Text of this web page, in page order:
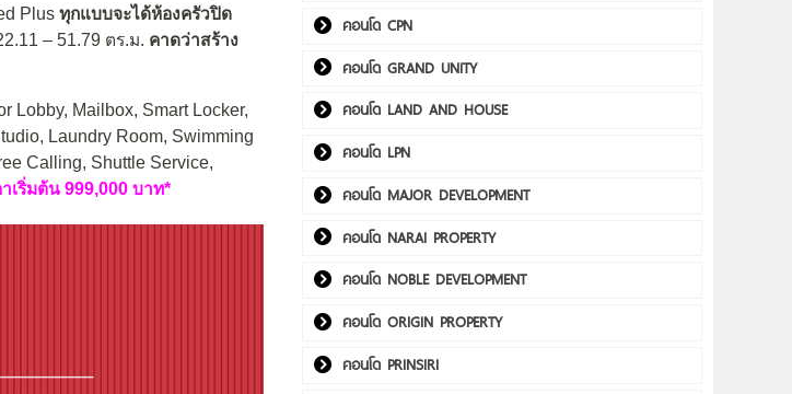
Plus ทุกแบบจะได้ห้องครัวปิด
– 51.79 ตร.ม. คาดว่าสร้าง
Lobby, Mailbox, Smart Locker,
Laundry Room, Swimming
Calling, Shuttle Service,
เริ่มต้น 999,000 บาท*
คอนโด CPN
คอนโด GRAND UNITY
คอนโด LAND AND HOUSE
คอนโด LPN
คอนโด MAJOR DEVELOPMENT
คอนโด NARAI PROPERTY
คอนโด NOBLE DEVELOPMENT
คอนโด ORIGIN PROPERTY
คอนโด PRINSIRI